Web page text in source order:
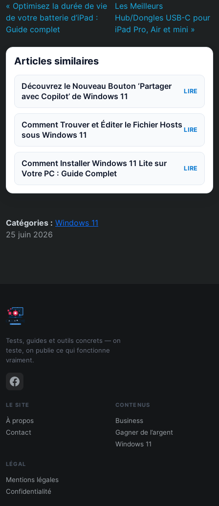
« Optimisez la durée de vie
de votre batterie d’iPad :
Guide complet
Les Meilleurs
Hub/Dongles USB-C pour
iPad Pro, Air et mini »
Articles similaires
Découvrez le Nouveau Bouton ‘Partager
avec Copilot’ de Windows 11
LIRE
Comment Trouver et Éditer le Fichier Hosts
sous Windows 11
LIRE
Comment Installer Windows 11 Lite sur
Votre PC : Guide Complet
LIRE
Catégories : Windows 11
25 juin 2026
Tests, guides et outils concrets — on
teste, on publie ce qui fonctionne
vraiment.
LE SITE
À propos
Contact
CONTENUS
Business
Gagner de l’argent
Windows 11
LÉGAL
Mentions légales
Confidentialité